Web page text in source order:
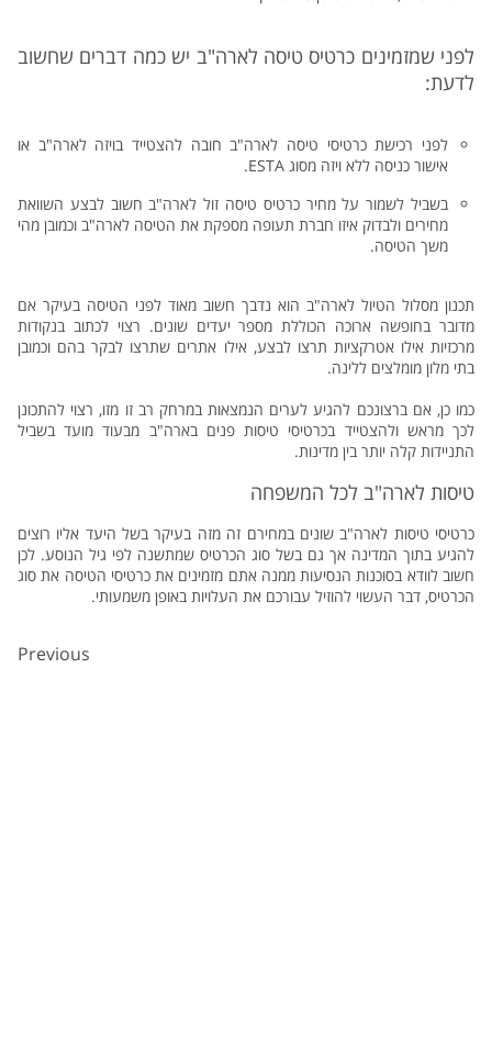
לפני שמזמינים כרטיס טיסה לארה"ב יש כמה דברים שחשוב
לדעת:
לפני רכישת כרטיסי טיסה לארה"ב חובה להצטייד בויזה לארה"ב או
אישור כניסה ללא ויזה מסוג ESTA.
בשביל לשמור על מחיר כרטיס טיסה זול לארה"ב חשוב לבצע השוואת
מחירים ולבדוק איזו חברת תעופה מספקת את הטיסה לארה"ב וכמובן מהי
משך הטיסה.
תכנון מסלול הטיול לארה"ב הוא נדבך חשוב מאוד לפני הטיסה בעיקר אם
מדובר בחופשה ארוכה הכוללת מספר יעדים שונים. רצוי לכתוב בנקודות
מרכזיות אילו אטרקציות תרצו לבצע, אילו אתרים שתרצו לבקר בהם וכמובן
בתי מלון מומלצים ללינה.
כמו כן, אם ברצונכם להגיע לערים הנמצאות במרחק רב זו מזו, רצוי להתכונן
לכך מראש ולהצטייד בכרטיסי טיסות פנים בארה"ב מבעוד מועד בשביל
התניידות קלה יותר בין מדינות.
טיסות לארה"ב לכל המשפחה
כרטיסי טיסות לארה"ב שונים במחירם זה מזה בעיקר בשל היעד אליו רוצים
להגיע בתוך המדינה אך גם בשל סוג הכרטיס שמתשנה לפי גיל הנוסע. לכן
חשוב לוודא בסוכנות הנסיעות ממנה אתם מזמינים את כרטיסי הטיסה את סוג
הכרטיס, דבר העשוי להוזיל עבורכם את העלויות באופן משמעותי.
Previous